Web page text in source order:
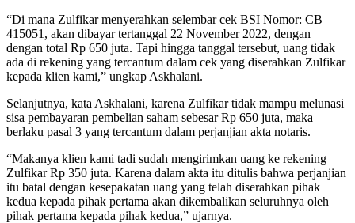
“Di mana Zulfikar menyerahkan selembar cek BSI Nomor: CB
415051, akan dibayar tertanggal 22 November 2022, dengan
dengan total Rp 650 juta. Tapi hingga tanggal tersebut, uang tidak
ada di rekening yang tercantum dalam cek yang diserahkan Zulfikar
kepada klien kami,” ungkap Askhalani.
Selanjutnya, kata Askhalani, karena Zulfikar tidak mampu melunasi
sisa pembayaran pembelian saham sebesar Rp 650 juta, maka
berlaku pasal 3 yang tercantum dalam perjanjian akta notaris.
“Makanya klien kami tadi sudah mengirimkan uang ke rekening
Zulfikar Rp 350 juta. Karena dalam akta itu ditulis bahwa perjanjian
itu batal dengan kesepakatan uang yang telah diserahkan pihak
kedua kepada pihak pertama akan dikembalikan seluruhnya oleh
pihak pertama kepada pihak kedua,” ujarnya.